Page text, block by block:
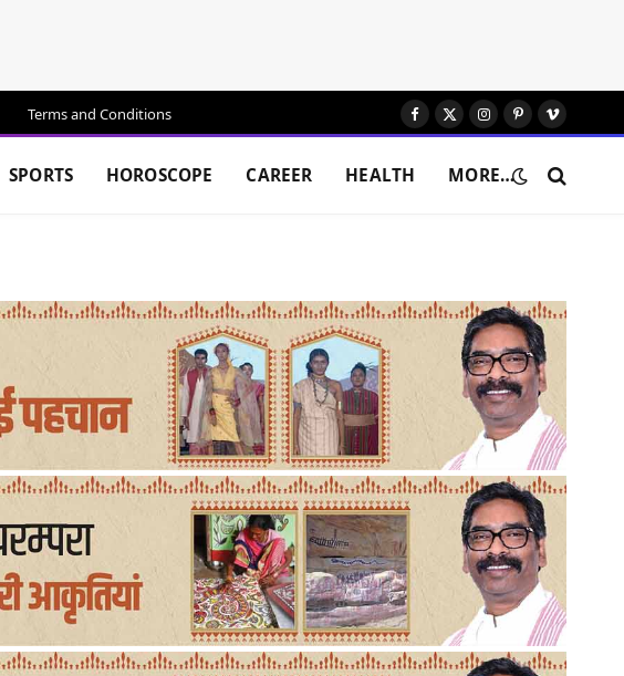
Terms and Conditions Facebook
X
Instagram
Pinterest
Vimeo
SPORTS HOROSCOPE CAREER HEALTH MORE…